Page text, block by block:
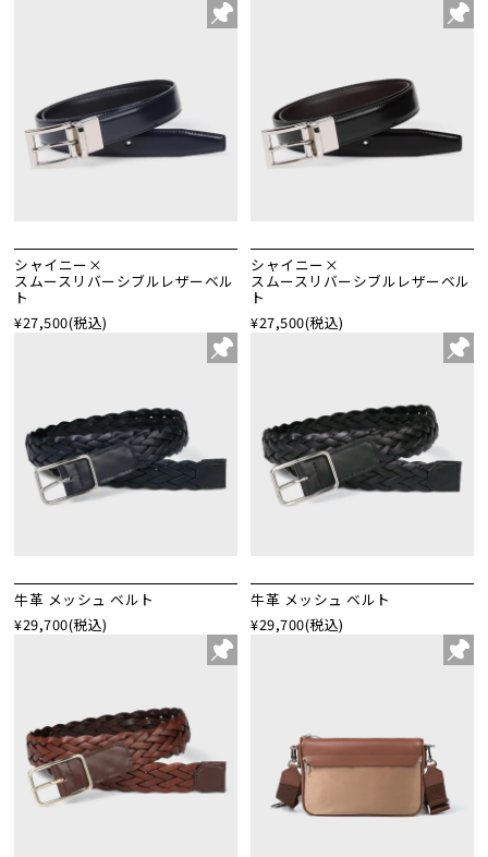
シャイニー×
スムースリバーシブルレザーベル
ト
¥27,500(税込)
シャイニー×
スムースリバーシブルレザーベル
ト
¥27,500(税込)
牛革 メッシュ ベルト
¥29,700(税込)
牛革 メッシュ ベルト
¥29,700(税込)